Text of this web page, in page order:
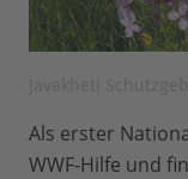
Als erster
WWF-Hilfe und